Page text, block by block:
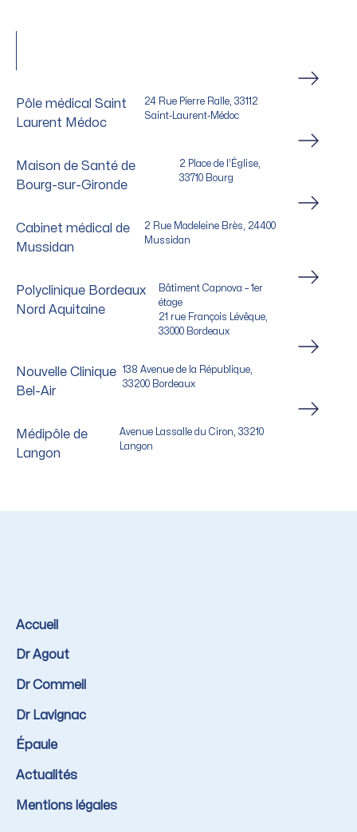
Pôle médical Saint
Laurent Médoc
24 Rue Pierre Ralle, 33112
Saint-Laurent-Médoc
Maison de Santé de
Bourg-sur-Gironde
2 Place de l’Église,
33710 Bourg
Cabinet médical de
Mussidan
2 Rue Madeleine Brès, 24400
Mussidan
Polyclinique Bordeaux
Nord Aquitaine
Bâtiment Capnova – 1er
étage
21 rue François Lévêque,
33000 Bordeaux
Nouvelle Clinique
Bel-Air
138 Avenue de la République,
33200 Bordeaux
Médipôle de
Langon
Avenue Lassalle du Ciron, 33210
Langon
Accueil
Dr Agout
Dr Commeil
Dr Lavignac
Épaule
Actualités
Mentions légales